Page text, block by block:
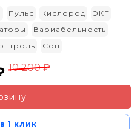
Пульс Кислород
ЭКГ
Вариабельность
Сон
10 200 ₽
1 клик